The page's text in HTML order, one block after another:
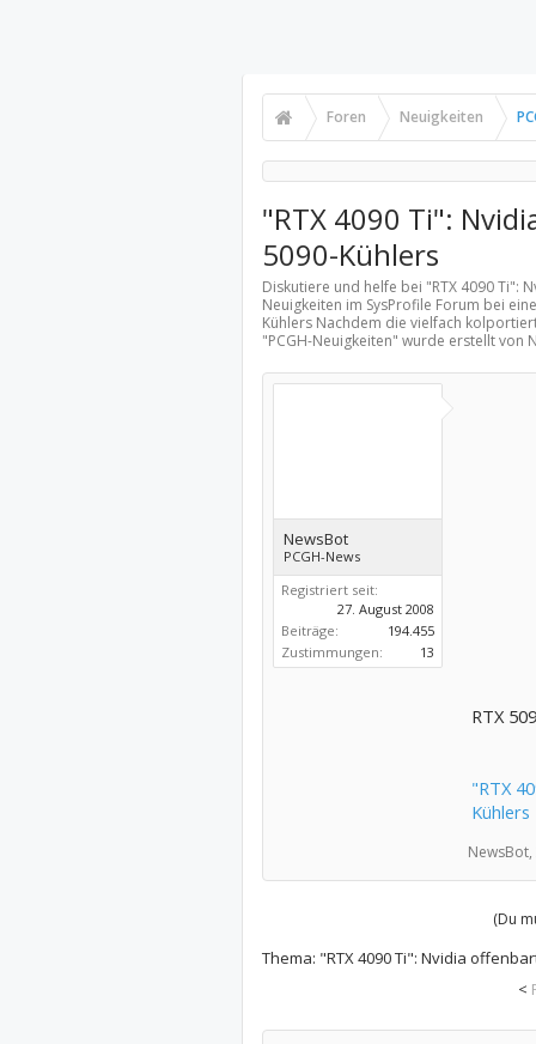
Foren Neuigkeiten
"RTX 4090 Ti":
5090-Kühlers
Diskutiere und helfe bei "RTX 4090 Ti":
Neuigkeiten im SysProfile Forum bei
Kühlers Nachdem die vielfach
"PCGH-Neuigkeiten" wurde erstellt von
NewsBot
PCGH-News
Registriert seit:
27. August 2008
Beiträge:
194.455
Zustimmungen:
13
RTX
"RTX
Kühlers
NewsBot,
(Du
Thema: "RTX 4090 Ti": Nvidia
<